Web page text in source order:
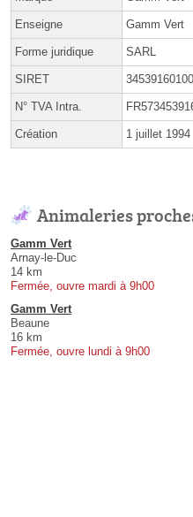
Enseigne Gamm Vert
Forme juridique SARL
SIRET
N° TVA Intra.
Création 1 juillet 1994
Animaleries
Gamm Vert
Arnay-le-Duc
14 km
Fermée, ouvre mardi à 9h00
Gamm Vert
Beaune
16 km
Fermée, ouvre lundi à 9h00